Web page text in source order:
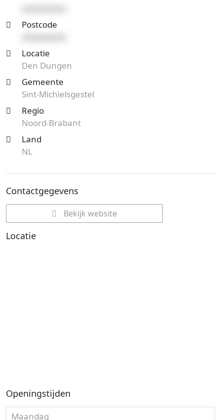
Postcode
Locatie
Den Dungen
Gemeente
Sint-Michielsgestel
Regio
Noord-Brabant
Land
NL
Contactgegevens
Bekijk website
Locatie
Openingstijden
Maandag